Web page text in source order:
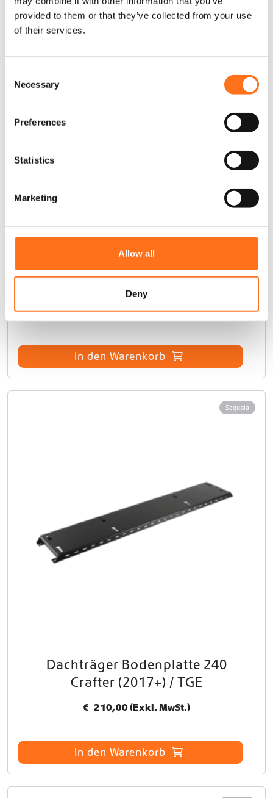
provided to them or that they’ve collected from your use
of their services.
Necessary
Preferences
Statistics
Marketing
Allow all
Deny
Bodenplatte 240
Sprinter 2006 - aktuell / Crafter 2006
- 2017
€ 210,00(Exkl. MwSt.)
In den Warenkorb
Sequoia
Dachträger Bodenplatte 240
Crafter (2017+) / TGE
€ 210,00 (Exkl. MwSt.)
In den Warenkorb